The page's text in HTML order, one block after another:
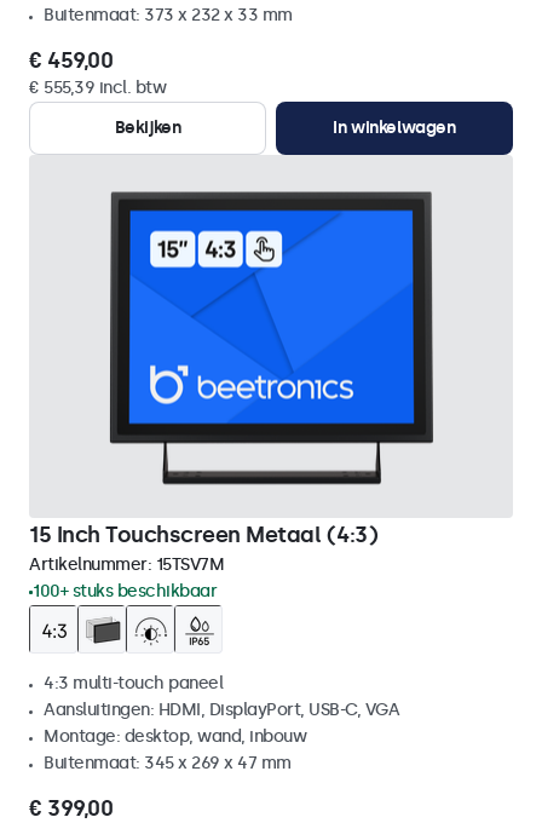
Buitenmaat: 373 x 232 x 33 mm
€ 459,00
€ 555,39 incl. btw
Bekijken
In winkelwagen
15 Inch Touchscreen Metaal (4:3)
Artikelnummer: 15TSV7M
100+ stuks beschikbaar
4:3 multi-touch paneel
Aansluitingen: HDMI, DisplayPort, USB-C, VGA
Montage: desktop, wand, inbouw
Buitenmaat: 345 x 269 x 47 mm
€ 399,00